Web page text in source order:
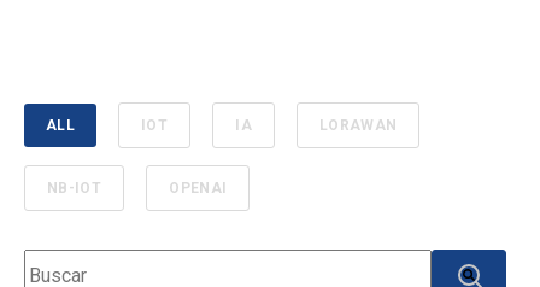
ALL IOT IA LORAWAN
NB-IOT OPENAI
Esto es un campo de búsqueda con una función de texto